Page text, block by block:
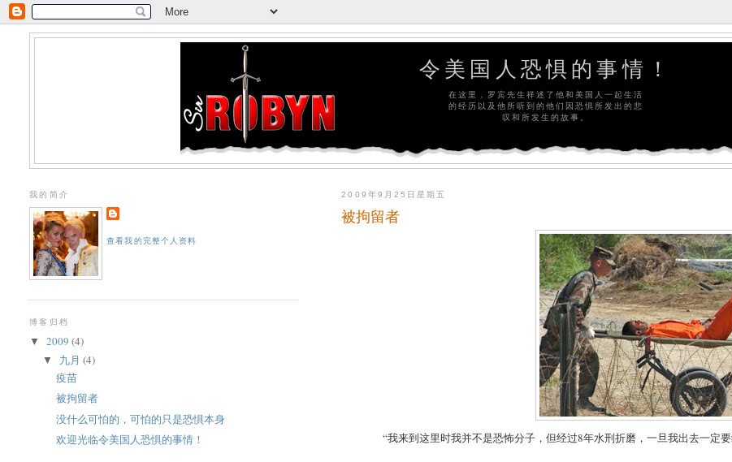
令美国人恐惧的事情！
在这里，罗宾先生祥述了他和美国人一起生活
的经历以及他所听到的他们因恐惧所发出的悲
叹和所发生的故事。
2009年9月25日星期五
被拘留者
“我来到这里时我并不是恐怖分子，但经过8年水刑折磨，一旦我出去一定
我的简介
查看我的完整个人资料
博客归档
▼2009(4)
▼ 九月(4)
疫苗
被拘留者
没什么可怕的，可怕的只是恐惧本身
欢迎光临令美国人恐惧的事情！